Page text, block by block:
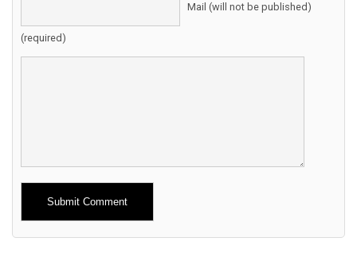
Mail (will not be published)
(required)
Alternative: